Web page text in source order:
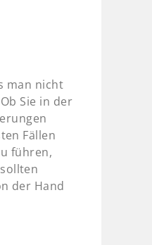
man nicht
Sie in der
Fällen
führen,
der Hand